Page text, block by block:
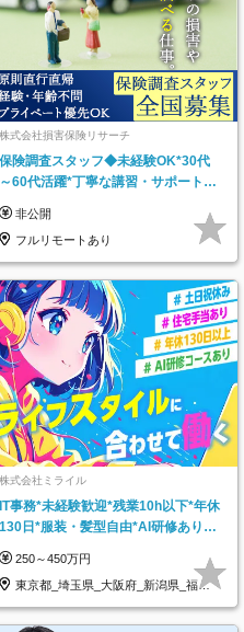
株式会社損害保険リサーチ
保険調査スタッフ◆未経験OK*30代
～60代活躍*丁寧な講習・サポートあ
託
非公開
フルリモートあり
株式会社ミライル
IT事務*未経験歓迎*残業10h以下*年休
130日*服装・髪型自由*AI研修あり*
250～450万円
東京都_埼玉県_大阪府_新潟県_福岡
県